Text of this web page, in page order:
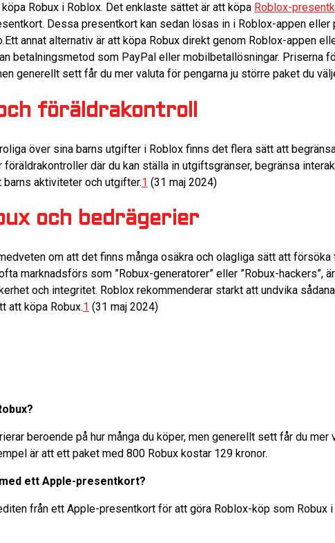
Robux i Roblox. Det enklaste sättet är att köpa Roblox-
Dessa presentkort kan sedan lösas in i Roblox-appen
annat alternativ är att köpa Robux direkt genom Roblox-appen
betalningsmetod som PayPal eller mobilbetallösningar. Priserna
generellt sett får du mer valuta för pengarna ju större paket du
föräldrakontroll
över sina barns utgifter i Roblox finns det flera sätt att
föräldrakontroller där du kan ställa in utgiftsgränser, begränsa
aktiviteter och utgifter.1 (31 maj 2024)
och bedrägerier
om att det finns många osäkra och olagliga sätt att försöka
marknadsförs som ”Robux-generatorer” eller ”Robux-hackers”,
och integritet. Roblox rekommenderar starkt att undvika
att köpa Robux.1 (31 maj 2024)
beroende på hur många du köper, men generellt sett får du mer
är att ett paket med 800 Robux kostar 129 kronor.
ett Apple-presentkort?
från ett Apple-presentkort för att göra Roblox-köp som Robux